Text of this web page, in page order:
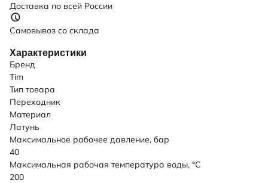
Доставка по всей России
Самовывоз со склада
Характеристики
Бренд
Tim
Тип товара
Переходник
Материал
Латунь
Максимальное рабочее давление, бар
40
Максимальная рабочая температура воды, °C
200